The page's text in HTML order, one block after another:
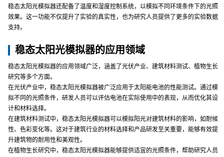
稳态太阳光模拟器还配备了温度和湿度控制系统，以模拟不同环境条件下的光照
效果。这一功能不仅提升了实验的真实性，也为研究人员提供了更多的实验数据
支持。
稳态太阳光模拟器的应用领域
稳态太阳光模拟器的应用领域广泛，涵盖了光伏产业、建筑材料测试、植物生长
研究等多个方面。
在光伏产业中，稳态太阳光模拟器被广泛应用于太阳能电池的性能测试。通过模
拟不同的光照条件，研发人员可以评估电池在实际使用中的表现，从而优化其设
计和材料选择。
在建筑材料测试中，稳态太阳光模拟器可以模拟阳光对建筑材料的影响，如耐候
性、色彩变化等。这对于建筑行业的材料选择和产品研发至关重要，能够有效提
升建筑物的耐用性和美观性。
在植物生长研究中，稳态太阳光模拟器能够提供适宜的光照条件，帮助研究人员